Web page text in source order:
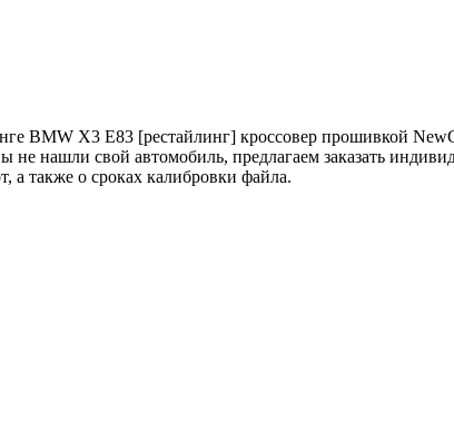
X3 E83 [рестайлинг] кроссовер прошивкой
не нашли свой автомобиль, предлагаем заказать
а также о сроках калибровки файла.